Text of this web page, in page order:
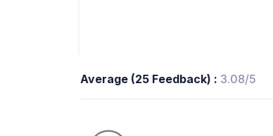
Average (25 Feedback) : 3.08/5